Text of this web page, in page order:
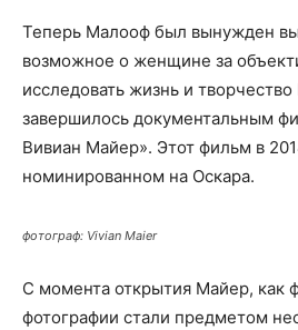
Теперь Малооф был вынужден
возможное о женщине за
исследовать жизнь и
завершилось документальным
Вивиан Майер». Этот фильм в
номинированном на Оскара.
фотограф: Vivian Maier
С момента открытия Майер, как
фотографии стали предметом